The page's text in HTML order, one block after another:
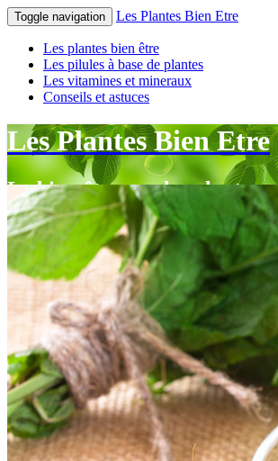
Toggle navigation Les Plantes Bien Etre
Les plantes bien être
Les pilules à base de plantes
Les vitamines et mineraux
Conseils et astuces
Les Plantes Bien Etre
Le bien-être par les plantes